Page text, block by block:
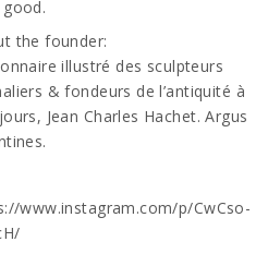
good.
the founder:
illustré des sculpteurs
& fondeurs de l’antiquité à
Jean Charles Hachet. Argus
www.instagram.com/p/CwCso-